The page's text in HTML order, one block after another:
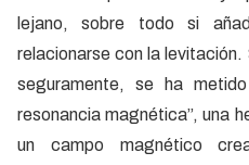
lejano, sobre todo si
relacionarse con la
seguramente, se ha
resonancia magnética”, una
un campo magnético